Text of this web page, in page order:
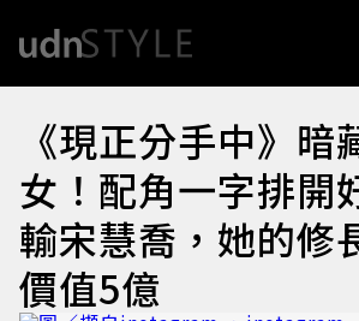
《現正分手中》暗
女！配角一字排開
輸宋慧喬，她的修
價值5億